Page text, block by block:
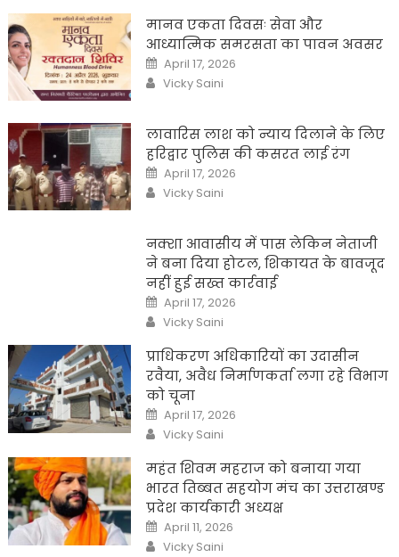
मानव एकता दिवसः सेवा और
आध्यात्मिक समरसता का पावन अवसर
Posted
on
April 17, 2026
Author
Vicky Saini
लावारिस लाश को न्याय दिलाने के लिए
हरिद्वार पुलिस की कसरत लाई रंग
Posted
on
April 17, 2026
Author
Vicky Saini
नक्शा आवासीय में पास लेकिन नेताजी
ने बना दिया होटल, शिकायत के बावजूद
नहीं हुई सख्त कार्रवाई
Posted
on
April 17, 2026
Author
Vicky Saini
प्राधिकरण अधिकारियों का उदासीन
रवैया, अवैध निर्माणकर्ता लगा रहे विभाग
को चूना
Posted
on
April 17, 2026
Author
Vicky Saini
महंत शिवम महराज को बनाया गया
भारत तिब्बत सहयोग मंच का उत्तराखण्ड
प्रदेश कार्यकारी अध्यक्ष
Posted
on
April 11, 2026
Author
Vicky Saini